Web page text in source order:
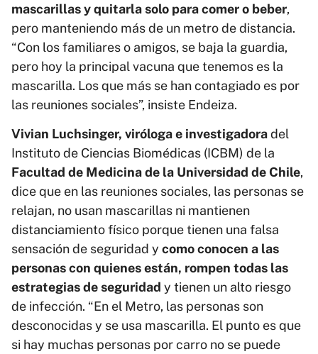
mascarillas y quitarla solo para comer o beber,
pero manteniendo más de un metro de distancia.
“Con los familiares o amigos, se baja la guardia,
pero hoy la principal vacuna que tenemos es la
mascarilla. Los que más se han contagiado es por
las reuniones sociales”, insiste Endeiza.
Vivian Luchsinger, viróloga e investigadoradel
Instituto de Ciencias Biomédicas (ICBM) de la
Facultad de Medicina de la Universidad de Chile,
dice que en las reuniones sociales, las personas se
relajan, no usan mascarillas ni mantienen
distanciamiento físico porque tienen una falsa
sensación de seguridad y como conocen a las
personas con quienes están, rompen todas las
estrategias de seguridad y tienen un alto riesgo
de infección. “En el Metro, las personas son
desconocidas y se usa mascarilla. El punto es que
si hay muchas personas por carro no se puede